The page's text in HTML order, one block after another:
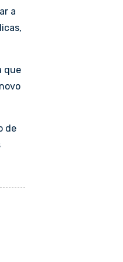
a
que
de